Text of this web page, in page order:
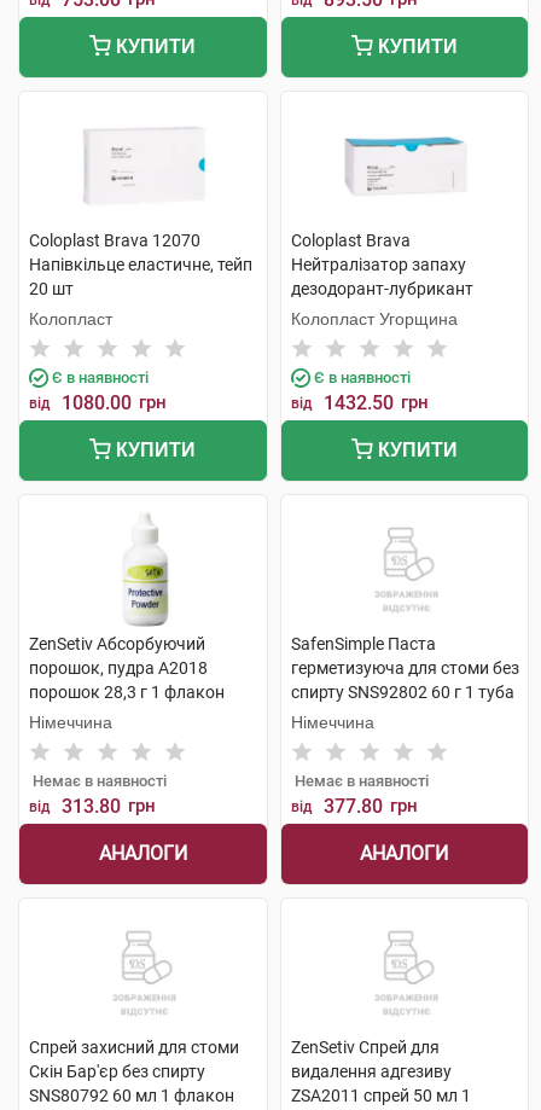
КУПИТИ КУПИТИ
Coloplast Brava 12070
Напівкільце еластичне, тейп
20 шт
Колопласт
Є в наявності
від 1080.00 грн
КУПИТИ
Coloplast Brava
Нейтралізатор запаху
дезодорант-лубрикант
12060 дезодорант 7,5 мл 20
шт
Колопласт Угорщина
Є в наявності
від 1432.50 грн
КУПИТИ
ZenSetiv Абсорбуючий
порошок, пудра A2018
порошок 28,3 г 1 флакон
Німеччина
Немає в наявності
від 313.80 грн
АНАЛОГИ
SafenSimple Паста
герметизуюча для стоми без
спирту SNS92802 60 г 1 туба
Німеччина
Немає в наявності
від 377.80 грн
АНАЛОГИ
Спрей захисний для стоми
Скін Бар'єр без спирту
SNS80792 60 мл 1 флакон
ZenSetiv Спрей для
видалення адгезиву
ZSA2011 спрей 50 мл 1